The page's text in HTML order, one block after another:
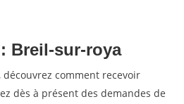
Breil-sur-roya
comment recevoir
dès à présent des demandes de